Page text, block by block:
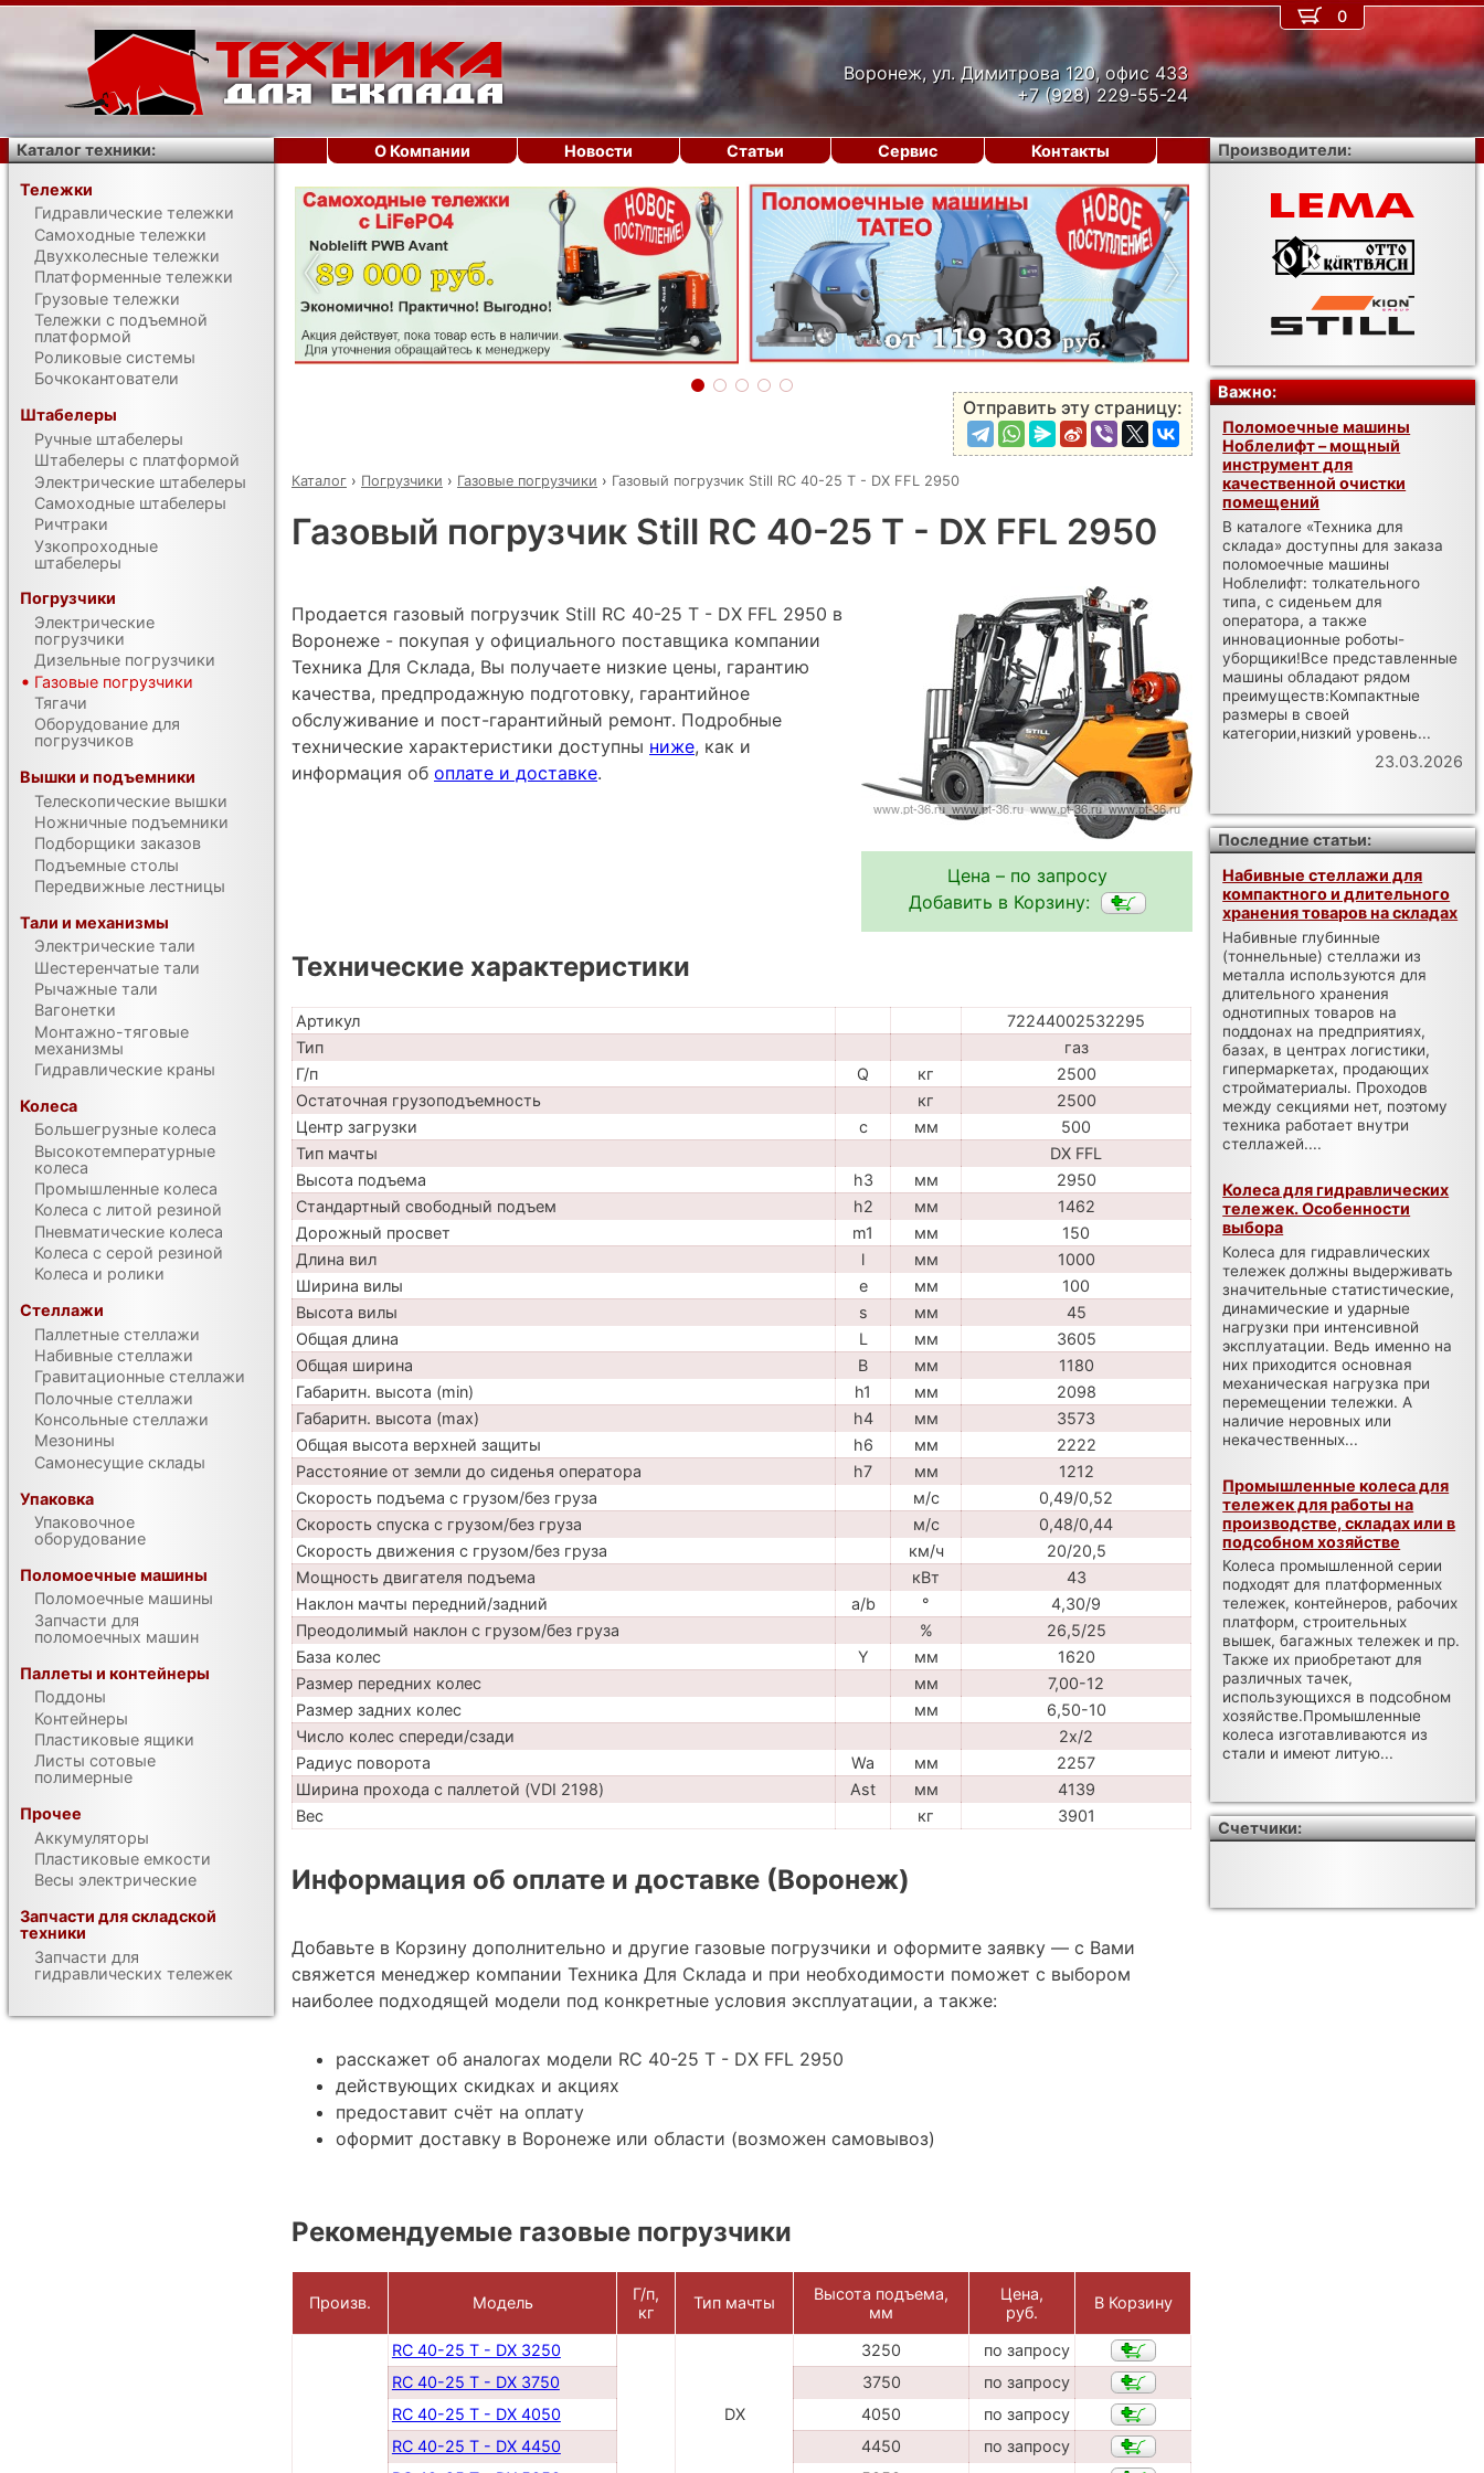
Воронеж, ул. Димитрова 120, офис 433
+7 (928) 229-55-24
‹ ›
Отправить эту страницу:
Каталог › Погрузчики › Газовые погрузчики › Газовый погрузчик Still RC 40-25 T - DX FFL 2950
Газовый погрузчик Still RC 40-25 T - DX FFL 2950
Цена – по запросу
Добавить в Корзину:
Продается газовый погрузчик Still RC 40-25 T - DX FFL 2950 в
Воронеже - покупая у официального поставщика компании
Техника Для Склада, Вы получаете низкие цены, гарантию
качества, предпродажную подготовку, гарантийное
обслуживание и пост-гарантийный ремонт. Подробные
технические характеристики доступны ниже, как и
информация об оплате и доставке.
Технические характеристики
Артикул
72244002532295
Тип
газ
Г/п
Q кг
2500
Остаточная грузоподъемность
кг
2500
Центр загрузки
c мм
500
Тип мачты
DX FFL
Высота подъема
h3 мм
2950
Стандартный свободный подъем
h2 мм
1462
Дорожный просвет
m1 мм
150
Длина вил
l мм
1000
Ширина вилы
e мм
100
Высота вилы
s мм
45
Общая длина
L мм
3605
Общая ширина
B мм
1180
Габаритн. высота (min)
h1 мм
2098
Габаритн. высота (max)
h4 мм
3573
Общая высота верхней защиты
h6 мм
2222
Расстояние от земли до сиденья оператора
h7 мм
1212
Скорость подъема с грузом/без груза
м/с
0,49/0,52
Скорость спуска с грузом/без груза
м/с
0,48/0,44
Скорость движения с грузом/без груза
км/ч
20/20,5
Мощность двигателя подъема
кВт
43
Наклон мачты передний/задний
a/b °
4,30/9
Преодолимый наклон с грузом/без груза
%
26,5/25
База колес
Y мм
1620
Размер передних колес
мм
7,00-12
Размер задних колес
мм
6,50-10
Число колес спереди/сзади
2x/2
Радиус поворота
Wa мм
2257
Ширина прохода с паллетой (VDI 2198)
Ast мм
4139
Вес
кг 3901
Информация об оплате и доставке (Воронеж)
Добавьте в Корзину дополнительно и другие газовые погрузчики и оформите заявку — с Вами
свяжется менеджер компании Техника Для Склада и при необходимости поможет с выбором
наиболее подходящей модели под конкретные условия эксплуатации, а также:
расскажет об аналогах модели RC 40-25 T - DX FFL 2950
действующих скидках и акциях
предоставит счёт на оплату
оформит доставку в Воронеже или области (возможен самовывоз)
Рекомендуемые газовые погрузчики
Произв. Модель
Г/п,
кг
Тип мачты
Высота подъема,
мм
Цена,
руб.
В Корзину
RC 40-25 T - DX 3250
DX
3250
по запросу
RC 40-25 T - DX 3750
3750
по запросу
RC 40-25 T - DX 4050
4050
по запросу
RC 40-25 T - DX 4450
4450
по запросу
0
О Компании Новости Статьи Сервис Контакты
Каталог техники:
Тележки
Гидравлические тележки
Самоходные тележки
Двухколесные тележки
Платформенные тележки
Грузовые тележки
Тележки с подъемной
платформой
Роликовые системы
Бочкокантователи
Штабелеры
Ручные штабелеры
Штабелеры с платформой
Электрические штабелеры
Самоходные штабелеры
Ричтраки
Узкопроходные
штабелеры
Погрузчики
Электрические
погрузчики
Дизельные погрузчики
Газовые погрузчики
Тягачи
Оборудование для
погрузчиков
Вышки и подъемники
Телескопические вышки
Ножничные подъемники
Подборщики заказов
Подъемные столы
Передвижные лестницы
Тали и механизмы
Электрические тали
Шестеренчатые тали
Рычажные тали
Вагонетки
Монтажно-тяговые
механизмы
Гидравлические краны
Колеса
Большегрузные колеса
Высокотемпературные
колеса
Промышленные колеса
Колеса с литой резиной
Пневматические колеса
Колеса с серой резиной
Колеса и ролики
Стеллажи
Паллетные стеллажи
Набивные стеллажи
Гравитационные стеллажи
Полочные стеллажи
Консольные стеллажи
Мезонины
Самонесущие склады
Упаковка
Упаковочное
оборудование
Поломоечные машины
Поломоечные машины
Запчасти для
поломоечных машин
Паллеты и контейнеры
Поддоны
Контейнеры
Пластиковые ящики
Листы сотовые
полимерные
Прочее
Аккумуляторы
Пластиковые емкости
Весы электрические
Запчасти для складской
техники
Запчасти для
гидравлических тележек
Производители:
Важно:
Поломоечные машины
Ноблелифт – мощный
инструмент для
качественной очистки
помещений
В каталоге «Техника для
склада» доступны для заказа
поломоечные машины
Ноблелифт: толкательного
типа, с сиденьем для
оператора, а также
инновационные роботы-
уборщики!Все представленные
машины обладают рядом
преимуществ:Компактные
размеры в своей
категории,низкий уровень...
23.03.2026
Последние статьи:
Набивные стеллажи для
компактного и длительного
хранения товаров на складах
Набивные глубинные
(тоннельные) стеллажи из
металла используются для
длительного хранения
однотипных товаров на
поддонах на предприятиях,
базах, в центрах логистики,
гипермаркетах, продающих
стройматериалы. Проходов
между секциями нет, поэтому
техника работает внутри
стеллажей....
Колеса для гидравлических
тележек. Особенности
выбора
Колеса для гидравлических
тележек должны выдерживать
значительные статистические,
динамические и ударные
нагрузки при интенсивной
эксплуатации. Ведь именно на
них приходится основная
механическая нагрузка при
перемещении тележки. А
наличие неровных или
некачественных...
Промышленные колеса для
тележек для работы на
производстве, складах или в
подсобном хозяйстве
Колеса промышленной серии
подходят для платформенных
тележек, контейнеров, рабочих
платформ, строительных
вышек, багажных тележек и пр.
Также их приобретают для
различных тачек,
использующихся в подсобном
хозяйстве.Промышленные
колеса изготавливаются из
стали и имеют литую...
Счетчики: